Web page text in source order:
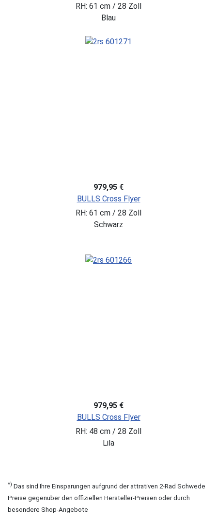
RH: 61 cm / 28 Zoll
Blau
979,95 €
BULLS Cross Flyer
RH: 61 cm / 28 Zoll
Schwarz
979,95 €
BULLS Cross Flyer
RH: 48 cm / 28 Zoll
Lila
*) Das sind Ihre Einsparungen aufgrund der attrativen 2-Rad Schwede
Preise gegenüber den offiziellen Hersteller-Preisen oder durch
besondere Shop-Angebote